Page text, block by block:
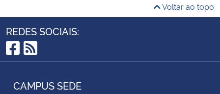
Voltar ao topo
REDES SOCIAIS:
Facebook
RSS
CAMPUS SEDE